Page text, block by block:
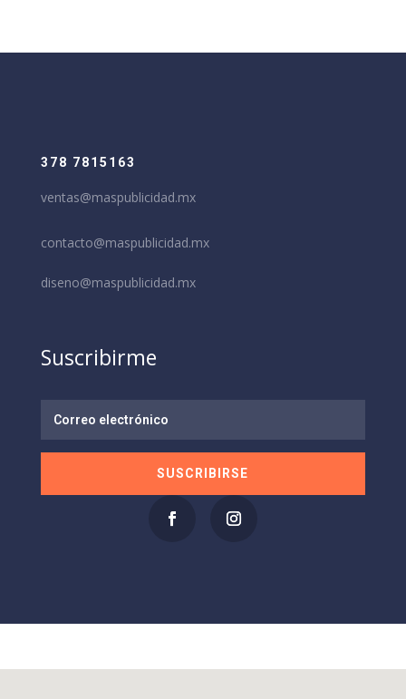
378 7815163
ventas@maspublicidad.mx
contacto@maspublicidad.mx
diseno@maspublicidad.mx
Suscribirme
SUSCRIBIRSE